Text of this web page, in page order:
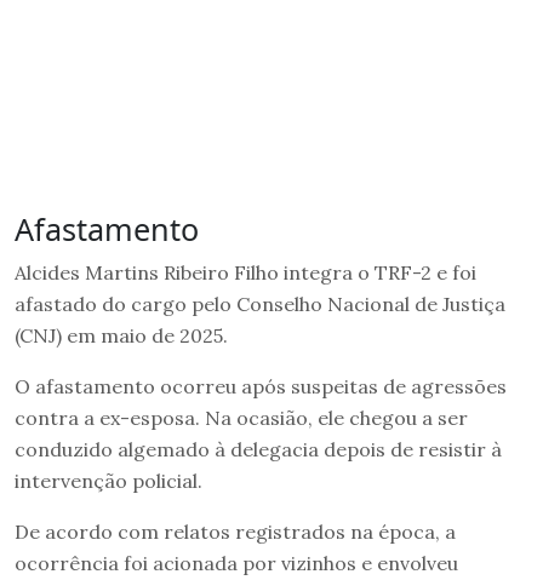
Afastamento
Alcides Martins Ribeiro Filho integra o TRF-2 e foi
afastado do cargo pelo Conselho Nacional de Justiça
(CNJ) em maio de 2025.
O afastamento ocorreu após suspeitas de agressões
contra a ex-esposa. Na ocasião, ele chegou a ser
conduzido algemado à delegacia depois de resistir à
intervenção policial.
De acordo com relatos registrados na época, a
ocorrência foi acionada por vizinhos e envolveu